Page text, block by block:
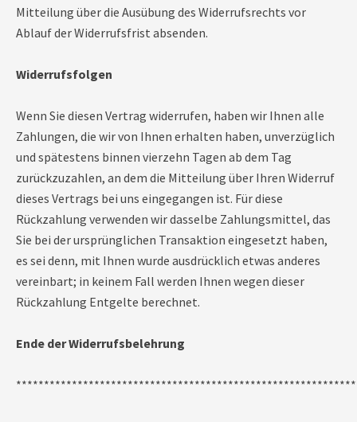
Mitteilung über die Ausübung des Widerrufsrechts vor
Ablauf der Widerrufsfrist absenden.
Widerrufsfolgen
Wenn Sie diesen Vertrag widerrufen, haben wir Ihnen alle
Zahlungen, die wir von Ihnen erhalten haben, unverzüglich
und spätestens binnen vierzehn Tagen ab dem Tag
zurückzuzahlen, an dem die Mitteilung über Ihren Widerruf
dieses Vertrags bei uns eingegangen ist. Für diese
Rückzahlung verwenden wir dasselbe Zahlungsmittel, das
Sie bei der ursprünglichen Transaktion eingesetzt haben,
es sei denn, mit Ihnen wurde ausdrücklich etwas anderes
vereinbart; in keinem Fall werden Ihnen wegen dieser
Rückzahlung Entgelte berechnet.
Ende der Widerrufsbelehrung